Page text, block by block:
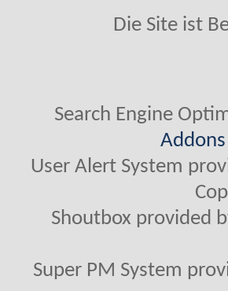
Die Site ist
Search Engine
Addons
User Alert System
Shoutbox provided
Super PM System